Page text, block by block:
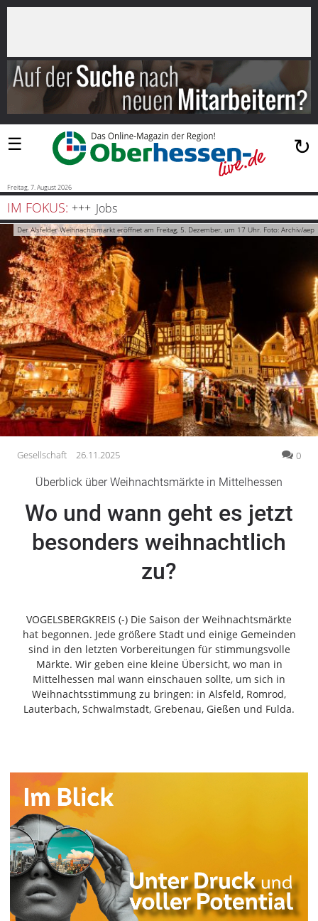
Suchen
Startseite
Blaulicht
Sport
Politik
Bauen
und
Wohnen
Freizeit
Gesellschaft
Gesundheit
Kultur
Lifestyle
Wirtschaft
Vogelsberg
Alsfeld
Romrod
Homberg
Ohm
Antrifttal
Feldatal
Freiensteinau
Gemünden
Grebenau
Grebenhain
Mücke
Schwalmtal
Ulrichstein
Wartenberg
Schwalm
Fulda
×
☰ ↻
Freitag, 7. August 2026
IM FOKUS: Jobs
Der Alsfelder Weihnachtsmarkt eröffnet am Freitag, 5. Dezember, um 17 Uhr. Foto: Archiv/aep
Gesellschaft 26.11.2025 0
Überblick über Weihnachtsmärkte in Mittelhessen
Wo und wann geht es jetzt
besonders weihnachtlich
zu?
VOGELSBERGKREIS (-) Die Saison der Weihnachtsmärkte
hat begonnen. Jede größere Stadt und einige Gemeinden
sind in den letzten Vorbereitungen für stimmungsvolle
Märkte. Wir geben eine kleine Übersicht, wo man in
Mittelhessen mal wann einschauen sollte, um sich in
Weihnachtsstimmung zu bringen: in Alsfeld, Romrod,
Lauterbach, Schwalmstadt, Grebenau, Gießen und Fulda.